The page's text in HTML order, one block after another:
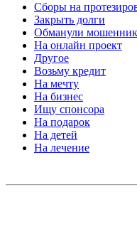
Сборы на
Закрыть долги
Обманули
На онлайн проект
Другое
Возьму кредит
На мечту
На бизнес
Ищу спонсора
На подарок
На детей
На лечение